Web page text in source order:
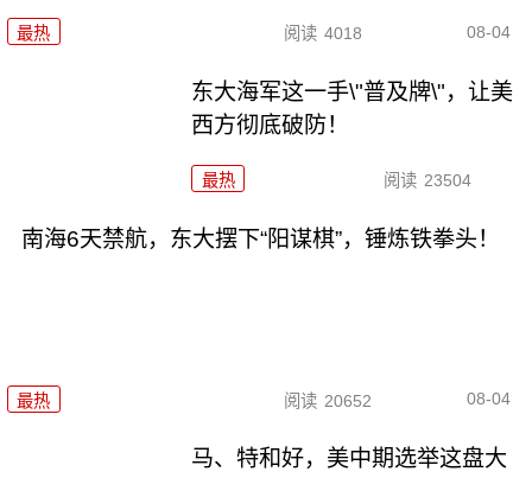
最热 阅读 4018 08-04
东大海军这一手\"普及牌\"，让美
西方彻底破防！
最热 阅读 23504
南海6天禁航，东大摆下“阳谋棋”，锤炼铁拳头！
最热 阅读 20652 08-04
马、特和好，美中期选举这盘大